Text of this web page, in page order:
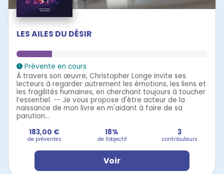
LES AILES DU DÉSIR
Prévente en cours
À travers son œuvre, Christopher Longe invite ses
lecteurs à regarder autrement les émotions, les liens et
les fragilités humaines, en cherchant toujours à toucher
l’essentiel. -- Je vous propose d'être acteur de la
naissance de mon livre en m'aidant à faire de sa
parution...
183,00 €
de préventes
18%
de l'objectif
3
contributeurs
Voir